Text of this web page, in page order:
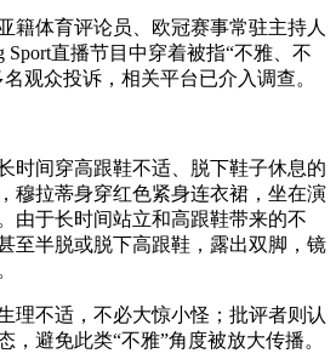
籍体育评论员、欧冠赛事常驻主持人
Sport直播节目中穿着被指“不雅、不
观众投诉，相关平台已介入调查。
时间穿高跟鞋不适、脱下鞋子休息的
穆拉蒂身穿红色紧身连衣裙，坐在演
由于长时间站立和高跟鞋带来的不
至半脱或脱下高跟鞋，露出双脚，镜
理不适，不必大惊小怪；批评者则认
，避免此类“不雅”角度被放大传播。